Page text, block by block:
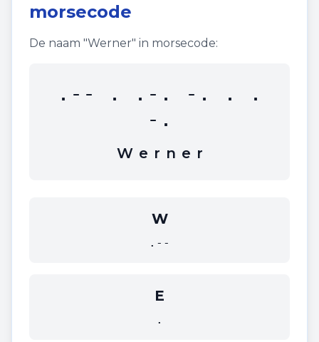
morsecode
De naam "Werner" in morsecode:
.-- . .-. -. . .
-.
W e r n e r
W
.--
E
.